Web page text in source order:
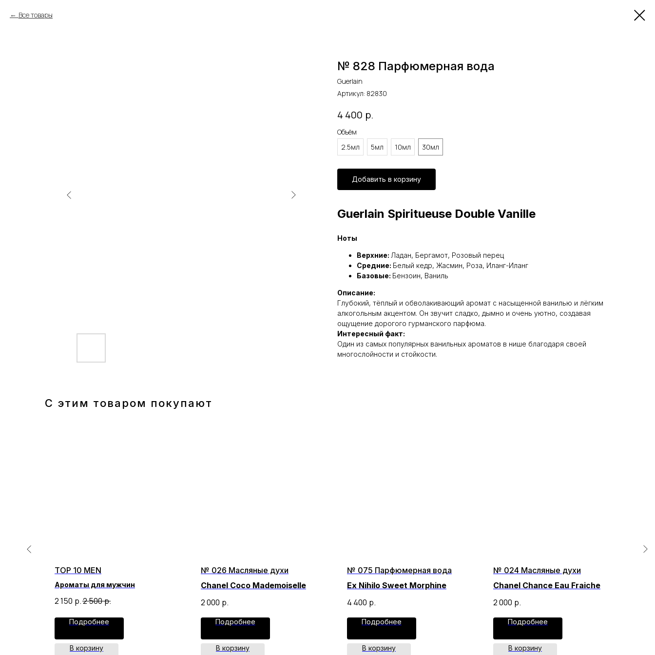
Все товары
№ 828 Парфюмерная вода
Guerlain
Артикул: 82830
4 400 р.
Объём
2.5мл
5мл 10мл 30мл
Добавить в корзину
Guerlain Spiritueuse Double Vanille
Ноты
Верхние: Ладан, Бергамот, Розовый перец
Средние: Белый кедр, Жасмин, Роза, Иланг-Иланг
Базовые: Бензоин, Ваниль
Описание:
Глубокий, тёплый и обволакивающий аромат с насыщенной ванилью и лёгким
алкогольным акцентом. Он звучит сладко, дымно и очень уютно, создавая
ощущение дорогого гурманского парфюма.
Интересный факт:
Один из самых популярных ванильных ароматов в нише благодаря своей
многослойности и стойкости.
С этим товаром покупают
TOP 10 MEN
Ароматы для мужчин
2 150 р.2 500р.
Подробнее
В корзину
№ 026 Масляные духи
Chanel Coco Mademoiselle
2 000 р.
Подробнее
В корзину
№ 075 Парфюмерная вода
Ex Nihilo Sweet Morphine
4 400 р.
Подробнее
В корзину
№ 024 Масляные духи
Chanel Chance Eau Fraiche
2 000 р.
Подробнее
В корзину